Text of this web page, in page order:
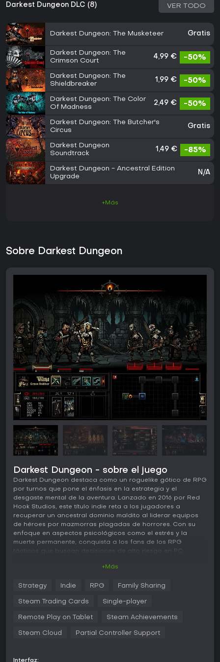
Darkest Dungeon DLC (8) VER TODO
Darkest Dungeon: The Musketeer Gratis
Darkest Dungeon: The
Crimson Court
4,99 € -50%
Darkest Dungeon: The
Shieldbreaker
1,99 € -50%
Darkest Dungeon: The Color
Of Madness
2,49 € -50%
Darkest Dungeon: The Butcher's
Circus
Gratis
Darkest Dungeon
Soundtrack
1,49 € -85%
Darkest Dungeon - Ancestral Edition
Upgrade
N/A
+Más
Sobre Darkest Dungeon
Darkest Dungeon - sobre el juego
Darkest Dungeon destaca como un roguelike gótico de RPG
por turnos que pone el énfasis en la estrategia y el
desgaste mental de la aventura. Lanzado en 2016 por Red
Hook Studios, este título indie reta a los jugadores a
recuperar un ancestral dominio maldito al liderar equipos
de héroes por mazmorras plagadas de horrores. Con su
enfoque en aspectos psicológicos como el estrés y la
muerte permanente, conquista a los fans de los RPG
tácticos que buscan decisiones de alto riesgo en PC.
reclutar y gestionar un elenco de héroes para explorar
mazmorras generadas proceduralmente. Los jugadores
se adentran en lugares como ruinas o madrigueras en
los héroes en filas que afectan el uso de habilidades,
héroes; el estrés acumulado puede provocar aflicciones
+Más
Strategy Indie RPG Family Sharing
Steam Trading Cards Single-player
Remote Play on Tablet Steam Achievements
Steam Cloud Partial Controller Support
Interfaz: